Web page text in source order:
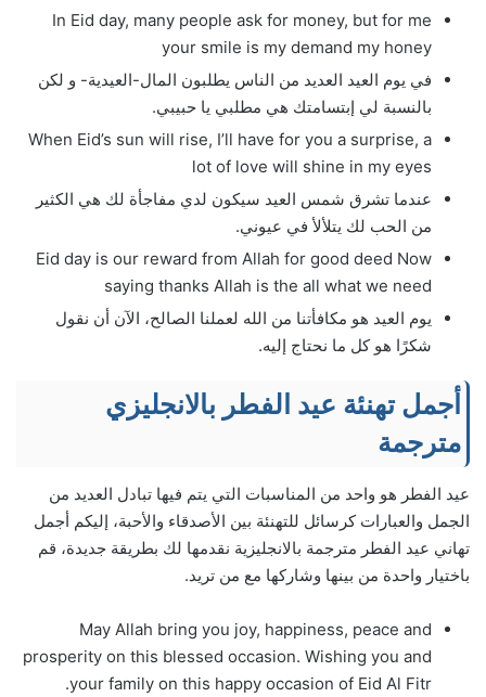
In Eid day, many people ask for money, but for me
your smile is my demand my honey
في يوم العيد العديد من الناس يطلبون المال-العيدية- و لكن
بالنسبة لي إبتسامتك هي مطلبي يا حبيبي.
When Eid’s sun will rise, I’ll have for you a surprise, a
lot of love will shine in my eyes
عندما تشرق شمس العيد سيكون لدي مفاجأة لك هي الكثير
من الحب لك يتلألأ في عيوني.
Eid day is our reward from Allah for good deed Now
saying thanks Allah is the all what we need
يوم العيد هو مكافأتنا من الله لعملنا الصالح، الآن أن نقول
شكرًا هو كل ما نحتاج إليه.
أجمل تهنئة عيد الفطر بالانجليزي
مترجمة
عيد الفطر هو واحد من المناسبات التي يتم فيها تبادل العديد من
الجمل والعبارات كرسائل للتهنئة بين الأصدقاء والأحبة، إليكم أجمل
تهاني عيد الفطر مترجمة بالانجليزية نقدمها لك بطريقة جديدة، قم
باختيار واحدة من بينها وشاركها مع من تريد.
May Allah bring you joy, happiness, peace and
prosperity on this blessed occasion. Wishing you and
your family on this happy occasion of Eid Al Fitr.